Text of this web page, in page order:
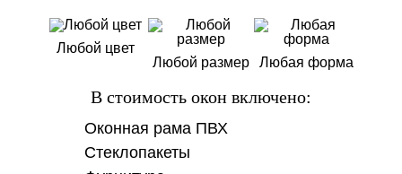
Любой цвет
Любой размер
Любая форма
В стоимость окон включено:
Оконная рама ПВХ
Стеклопакеты